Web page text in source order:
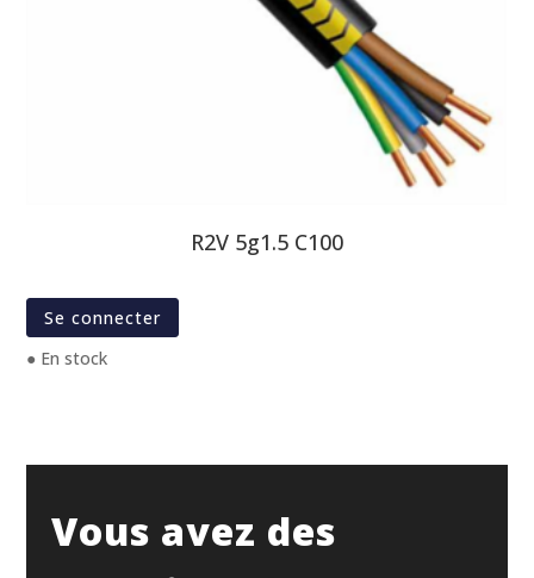
R2V 5g1.5 C100
Se connecter
● En stock
Vous avez des